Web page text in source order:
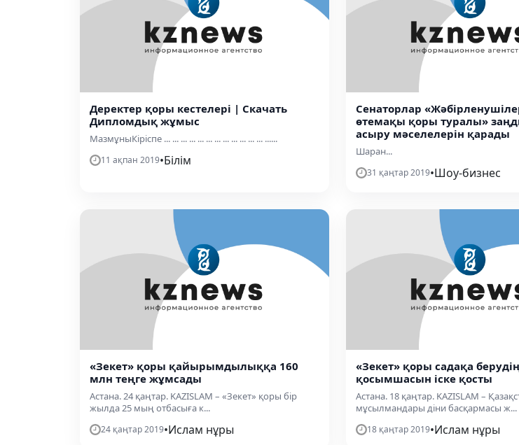
Деректер қоры кестелері | Скачать
Дипломдық жұмыс
МaзмұныКipicпe ... ... ... ... ... ... ... ... ... ... ... ... ......
11 ақпан 2019•Білім
Сенаторлар
өтемақы қоры туралы»
асыру мәселелерін қарады
Шаран...
31 қаңтар 2019•Шоу-бизнес
«Зекет» қоры қайырымдылыққа 160
млн теңге жұмсады
Астана. 24 қаңтар. KAZISLAM – «Зекет» қоры бір
жылда 25 мың отбасыға к...
24 қаңтар 2019•Ислам нұры
«Зекет» қоры садақа
қосымшасын іске қосты
Астана. 18 қаңтар. KAZISLAM –
мұсылмандары діни басқармасы ж...
18 қаңтар 2019•Ислам нұры